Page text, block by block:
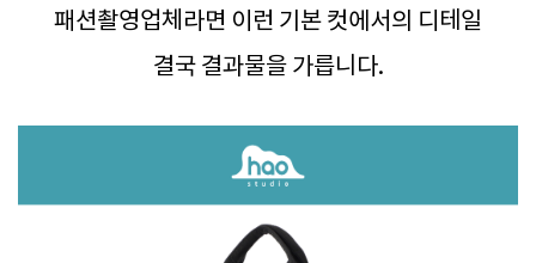
패션촬영업체라면 이런 기본 컷에서의 디테일
결국 결과물을 가릅니다.